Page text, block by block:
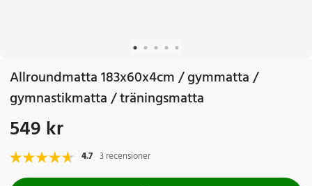
Allroundmatta 183x60x4cm / gymmatta /
gymnastikmatta / träningsmatta
Pris:549 kr
549 kr
4.7 3 recensioner